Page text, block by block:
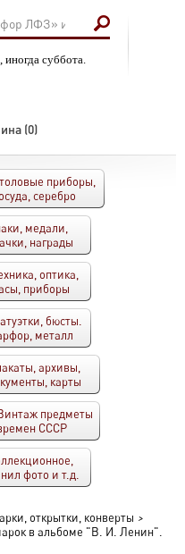
суббота.
(0)
приборы,
серебро
медали,
награды
оптика,
приборы
бюсты.
металл
архивы,
карты
предметы
СССР
фото и т.д.
открытки, конверты >
в альбоме "В. И. Ленин".